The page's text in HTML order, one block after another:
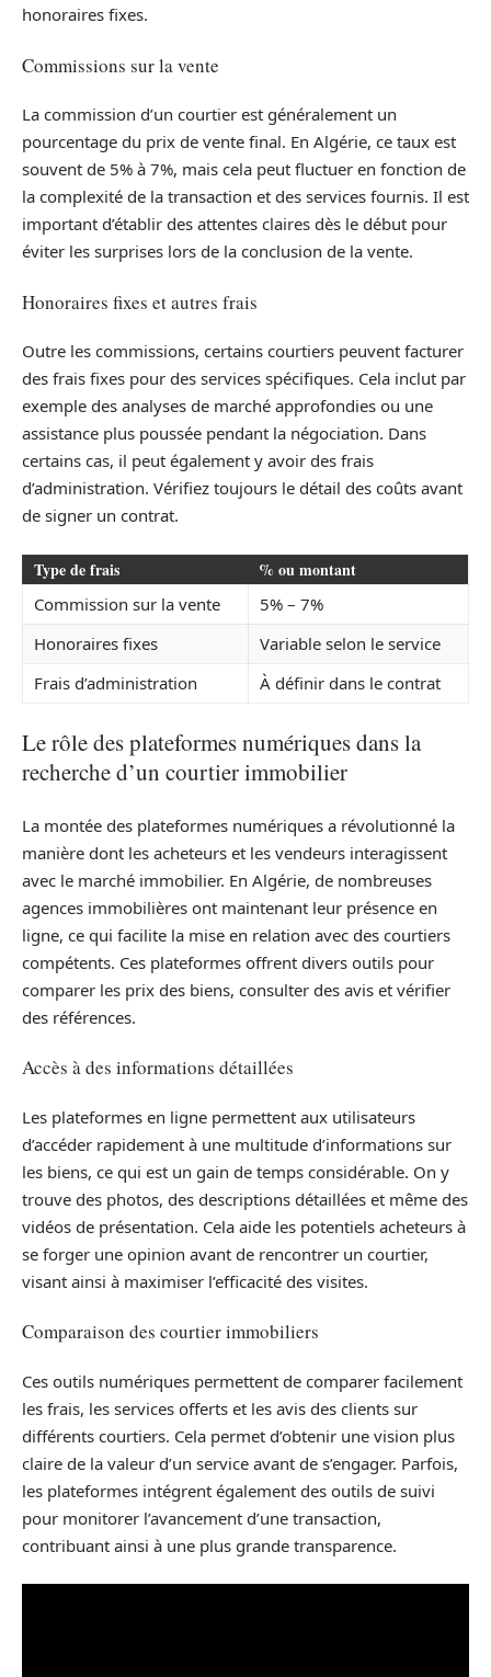
honoraires fixes.
Commissions sur la vente
La commission d’un courtier est généralement un
pourcentage du prix de vente final. En Algérie, ce taux est
souvent de 5% à 7%, mais cela peut fluctuer en fonction de
la complexité de la transaction et des services fournis. Il est
important d’établir des attentes claires dès le début pour
éviter les surprises lors de la conclusion de la vente.
Honoraires fixes et autres frais
Outre les commissions, certains courtiers peuvent facturer
des frais fixes pour des services spécifiques. Cela inclut par
exemple des analyses de marché approfondies ou une
assistance plus poussée pendant la négociation. Dans
certains cas, il peut également y avoir des frais
d’administration. Vérifiez toujours le détail des coûts avant
de signer un contrat.
Type de frais % ou montant
Commission sur la vente
5% – 7%
Honoraires fixes
Variable selon le service
Frais d’administration
À définir dans le contrat
Le rôle des plateformes numériques dans la
recherche d’un courtier immobilier
La montée des plateformes numériques a révolutionné la
manière dont les acheteurs et les vendeurs interagissent
avec le marché immobilier. En Algérie, de nombreuses
agences immobilières ont maintenant leur présence en
ligne, ce qui facilite la mise en relation avec des courtiers
compétents. Ces plateformes offrent divers outils pour
comparer les prix des biens, consulter des avis et vérifier
des références.
Accès à des informations détaillées
Les plateformes en ligne permettent aux utilisateurs
d’accéder rapidement à une multitude d’informations sur
les biens, ce qui est un gain de temps considérable. On y
trouve des photos, des descriptions détaillées et même des
vidéos de présentation. Cela aide les potentiels acheteurs à
se forger une opinion avant de rencontrer un courtier,
visant ainsi à maximiser l’efficacité des visites.
Comparaison des courtier immobiliers
Ces outils numériques permettent de comparer facilement
les frais, les services offerts et les avis des clients sur
différents courtiers. Cela permet d’obtenir une vision plus
claire de la valeur d’un service avant de s’engager. Parfois,
les plateformes intégrent également des outils de suivi
pour monitorer l’avancement d’une transaction,
contribuant ainsi à une plus grande transparence.